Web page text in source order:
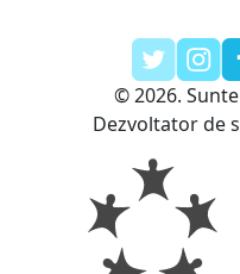
© 2026.
Dezvoltator de